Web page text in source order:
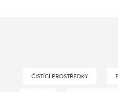
ČISTÍCÍ PROSTŘEDKY